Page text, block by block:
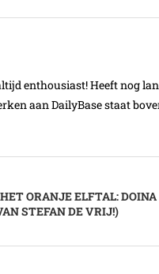
enthousiast! Heeft nog
aan DailyBase staat
ORANJE ELFTAL: DOINA
STEFAN DE VRIJ!)